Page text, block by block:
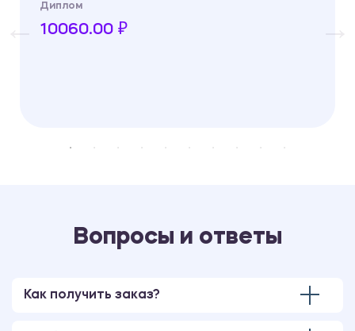
Диплом
10060.00 ₽
Вопросы и ответы
Как получить заказ?